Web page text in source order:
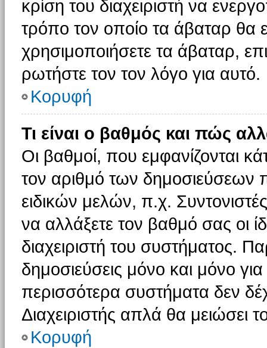
κρίση του διαχειριστή να
τρόπο τον οποίο τα άβαταρ θα
χρησιμοποιήσετε τα άβαταρ,
ρωτήστε τον τον λόγο για αυτό.
Κορυφή
Τι είναι ο βαθμός και πώς
Οι βαθμοί, που εμφανίζονται
τον αριθμό των δημοσιεύσεων
ειδικών μελών, π.χ.
να αλλάξετε τον βαθμό σας οι
διαχειριστή του συστήματος.
δημοσιεύσεις μόνο και μόνο
περισσότερα συστήματα δεν
Διαχειριστής απλά θα μειώσει
Κορυφή